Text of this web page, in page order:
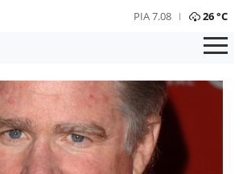
PIA 7.08 26 °C